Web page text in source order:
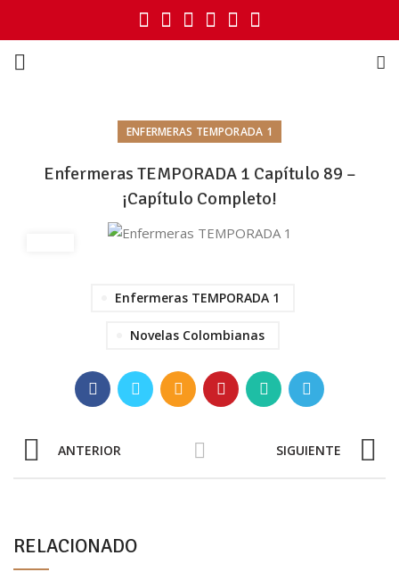
ENFERMERAS TEMPORADA 1
Enfermeras TEMPORADA 1 Capítulo 89 –
¡Capítulo Completo!
Enfermeras TEMPORADA 1
Novelas Colombianas
ANTERIOR SIGUIENTE
RELACIONADO